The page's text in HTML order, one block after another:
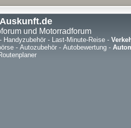
und Motorradforum
Handyzubehör- Last-Minute-Reise-
- Autozubehör - Autobewertung -